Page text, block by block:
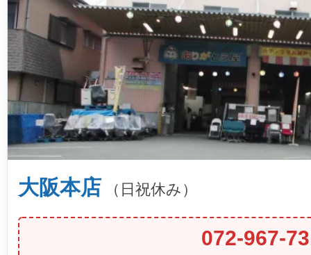
大阪本店 （日祝休み）
072-967-